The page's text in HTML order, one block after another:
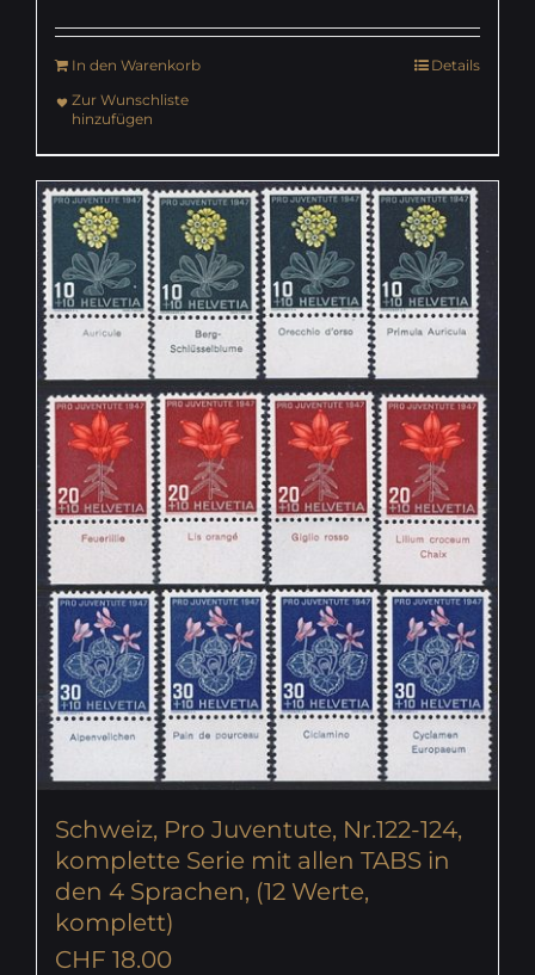
In den Warenkorb
Details
Zur Wunschliste
hinzufügen
Schweiz, Pro Juventute, Nr.122-124,
komplette Serie mit allen TABS in
den 4 Sprachen, (12 Werte,
komplett)
CHF 18.00